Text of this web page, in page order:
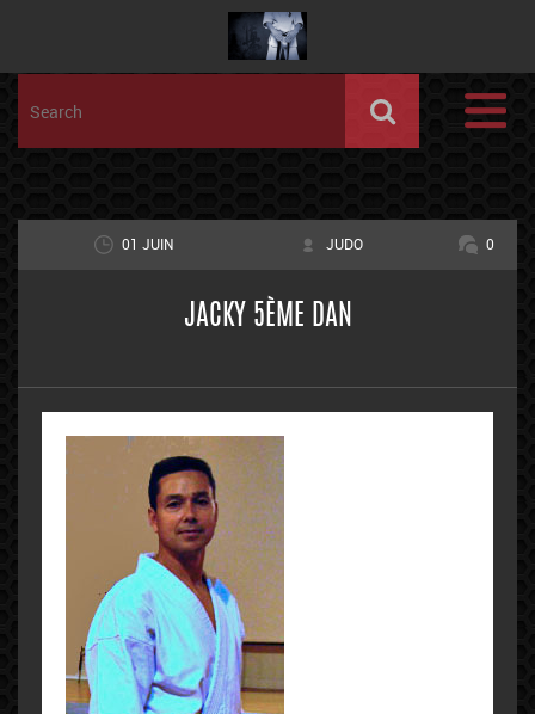
01 JUIN JUDO 0
JACKY 5ÈME DAN